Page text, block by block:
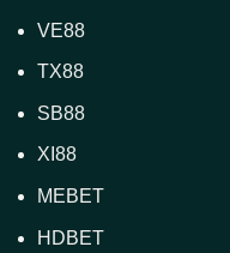
VE88
TX88
SB88
XI88
MEBET
HDBET